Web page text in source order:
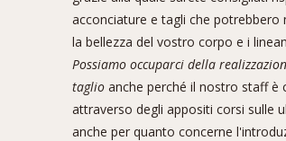
acconciature e tagli che
la bellezza del vostro corpo e i
Possiamo occuparci della
taglio anche perché il nostro staff
attraverso degli appositi corsi sulle
anche per quanto concerne